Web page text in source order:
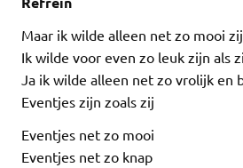
Maar ik wilde alleen net zo mooi
Ik wilde voor even zo leuk zijn als
Ja ik wilde alleen net zo vrolijk en
Eventjes zijn zoals zij
Eventjes net zo mooi
Eventjes net zo knap